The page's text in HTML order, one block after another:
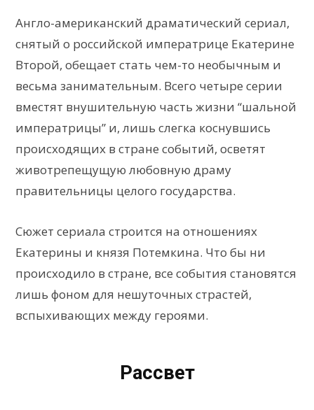
Англо-американский драматический сериал,
снятый о российской императрице Екатерине
Второй, обещает стать чем-то необычным и
весьма занимательным. Всего четыре серии
вместят внушительную часть жизни “шальной
императрицы” и, лишь слегка коснувшись
происходящих в стране событий, осветят
животрепещущую любовную драму
правительницы целого государства.
Сюжет сериала строится на отношениях
Екатерины и князя Потемкина. Что бы ни
происходило в стране, все события становятся
лишь фоном для нешуточных страстей,
вспыхивающих между героями.
Рассвет